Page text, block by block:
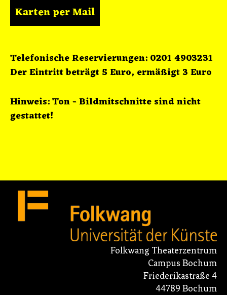
Der Eintritt beträgt 5 Euro, ermäßigt 3 Euro
gestattet!
Folkwang Theaterzentrum
Campus Bochum
Friederikastraße 4
44789 Bochum
Tel: +4920165051700